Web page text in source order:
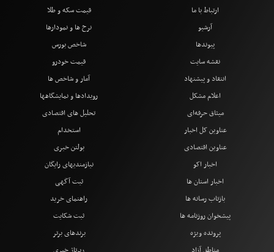
ارتباط با ما
آرشیو
پیوندها
نقشه سایت
انتقاد و پیشنهاد
اعلام مشکل
میثاق حرفه‌ای
قیمت سکه و طلا
نرخ ها و نمودارها
شاخص بورس
قیمت خودرو
آمار و شاخص ها
رویدادها و نمایشگاهها
تحلیل های اقتصادی
عناوین کل اخبار
عناوین اقتصادی
اخبار اکو
اخبار استان ها
بازتاب رسانه ها
پیشخوان روزنامه ها
پرونده ویژه
استخدام
بولتن خبری
نیازمندیهای رایگان
ثبت آگهی
راهنمای خرید
ثبت شکایت
برندهای برتر